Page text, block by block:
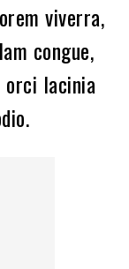
viverra,
congue,
orci lacinia